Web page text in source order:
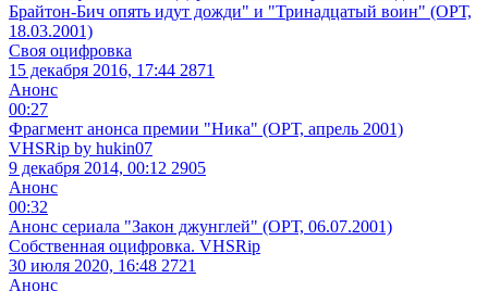
Брайтон-Бич опять идут дожди" и "Тринадцатый воин" (ОРТ,
18.03.2001)
Своя оцифровка
15 декабря 2016, 17:44 2871
Анонс
00:27
Фрагмент анонса премии "Ника" (ОРТ, апрель 2001)
VHSRip by hukin07
9 декабря 2014, 00:12 2905
Анонс
00:32
Анонс сериала "Закон джунглей" (ОРТ, 06.07.2001)
Собственная оцифровка. VHSRip
30 июля 2020, 16:48 2721
Анонс